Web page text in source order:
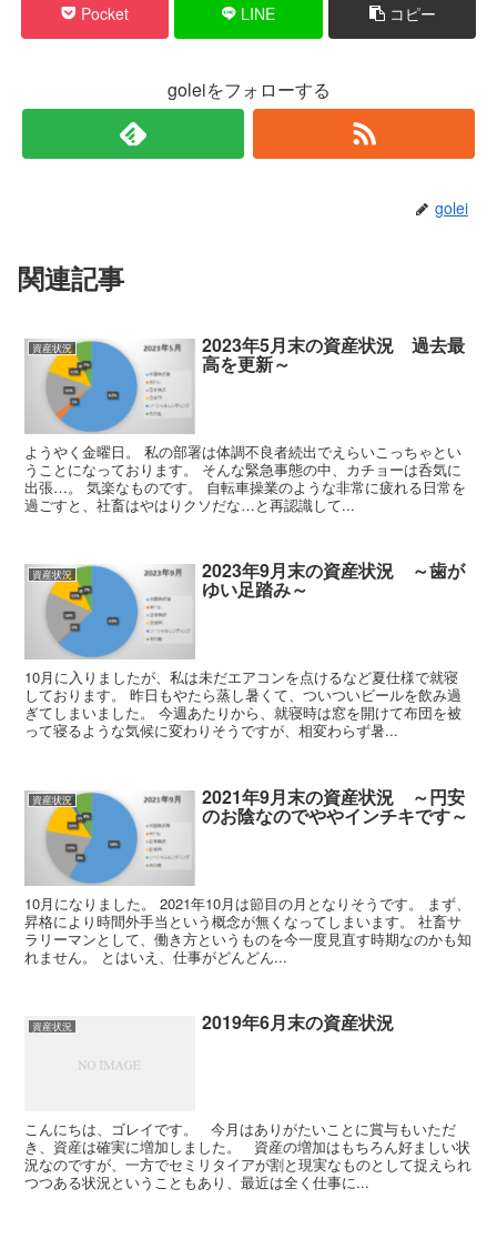
Pocket LINE コピー
goleiをフォローする
golei
関連記事
資産状況 2023年5月末の資産状況 過去最
高を更新～
ようやく金曜日。 私の部署は体調不良者続出でえらいこっちゃとい
うことになっております。 そんな緊急事態の中、カチョーは呑気に
出張…。 気楽なものです。 自転車操業のような非常に疲れる日常を
過ごすと、社畜はやはりクソだな…と再認識して...
資産状況 2023年9月末の資産状況 ～歯が
ゆい足踏み～
10月に入りましたが、私は未だエアコンを点けるなど夏仕様で就寝
しております。 昨日もやたら蒸し暑くて、ついついビールを飲み過
ぎてしまいました。 今週あたりから、就寝時は窓を開けて布団を被
って寝るような気候に変わりそうですが、相変わらず暑...
資産状況 2021年9月末の資産状況 ～円安
のお陰なのでややインチキです～
10月になりました。 2021年10月は節目の月となりそうです。 まず、
昇格により時間外手当という概念が無くなってしまいます。 社畜サ
ラリーマンとして、働き方というものを今一度見直す時期なのかも知
れません。 とはいえ、仕事がどんどん...
資産状況 2019年6月末の資産状況
こんにちは、ゴレイです。 今月はありがたいことに賞与もいただ
き、資産は確実に増加しました。 資産の増加はもちろん好ましい状
況なのですが、一方でセミリタイアが割と現実なものとして捉えられ
つつある状況ということもあり、最近は全く仕事に...